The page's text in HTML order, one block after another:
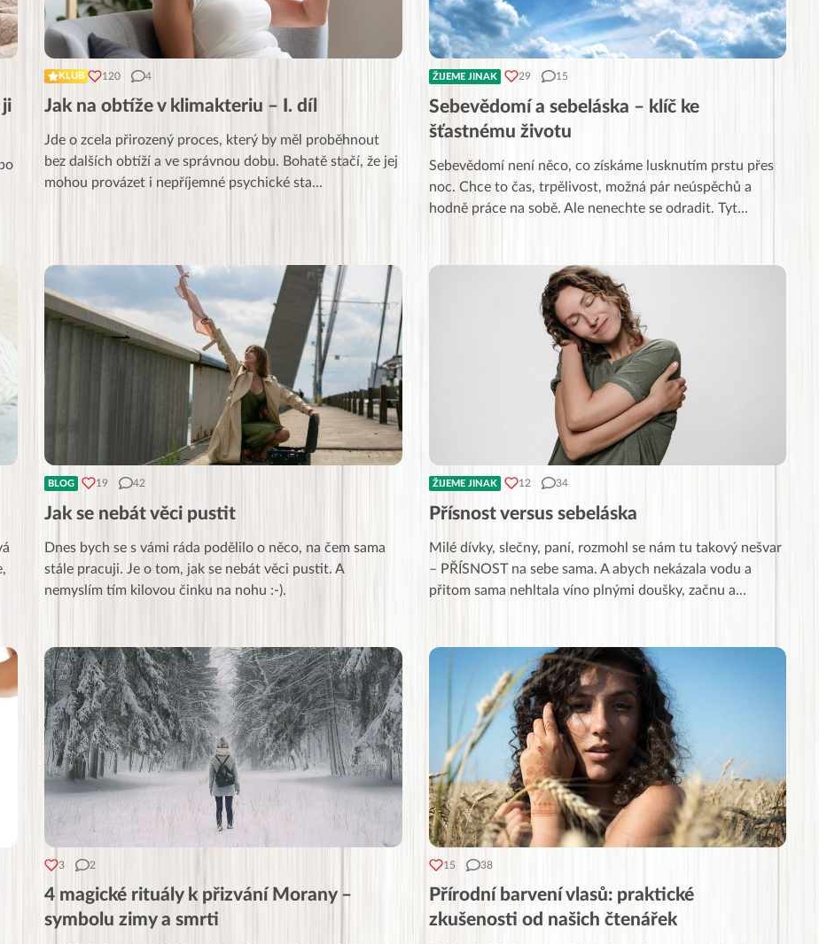
ji
KLUB 120 4
Jak na obtíže v klimakteriu – I. díl
Jde o zcela přirozený proces, který by měl proběhnout
bez dalších obtíží a ve správnou dobu. Bohatě stačí, že jej
mohou provázet i nepříjemné psychické sta...
ŽIJEME JINAK 29 15
Sebevědomí a sebeláska – klíč ke
šťastnému životu
Sebevědomí není něco, co získáme lusknutím prstu přes
noc. Chce to čas, trpělivost, možná pár neúspěchů a
hodně práce na sobě. Ale nenechte se odradit. Tyt...
BLOG 19 42
Jak se nebát věci pustit
Dnes bych se s vámi ráda podělilo o něco, na čem sama
stále pracuji. Je o tom, jak se nebát věci pustit. A
nemyslím tím kilovou činku na nohu :-).
ŽIJEME JINAK 12 34
Přísnost versus sebeláska
Milé dívky, slečny, paní, rozmohl se nám tu takový nešvar
– PŘÍSNOST na sebe sama. A abych nekázala vodu a
přitom sama nehltala víno plnými doušky, začnu a...
3 2
4 magické rituály k přizvání Morany –
symbolu zimy a smrti
15 38
Přírodní barvení vlasů: praktické
zkušenosti od našich čtenářek